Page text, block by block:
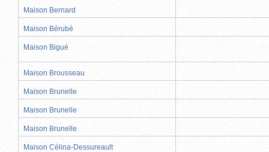
Maison Bernard
Maison Bérubé
Maison Bigué
Maison Brousseau
Maison Brunelle
Maison Brunelle
Maison Brunelle
Maison Célina-Dessureault